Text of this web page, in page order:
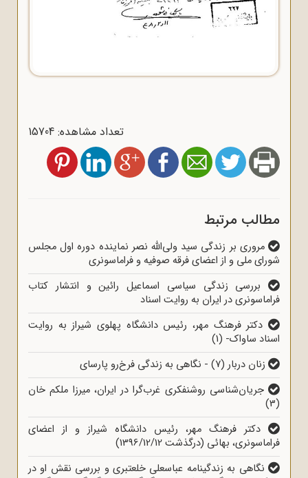
تعداد مشاهده: 15704
مطالب مرتبط
مروری بر زندگی سید ولی‌الله نصر نماینده دوره اول مجلس
شورای ملی و از اعضای فرقه صوفیه و فراماسونری
بررسی زندگی سیاسی اسماعیل رائین و انتشار کتاب
فراماسونری در ایران به روایت اسناد
دکتر فرهنگ مهر، رئیس دانشگاه پهلوی شیراز به روایت
اسناد ساواک- (1)
زنان دربار (7) - نگاهی به زندگی فرخ‌رو پارسای
جریان‌شناسی روشنفکری غرب‌گرا در ایران، میرزا ملکم خان
(3)
دکتر فرهنگ مهر، رئیس دانشگاه شیراز و از اعضای
فراماسونری، بهائی (درگذشت 1396/12/12)
نگاهی به زندگینامه عباسعلی خلعتبری و بررسی نقش او در